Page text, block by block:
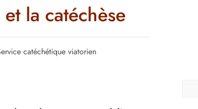
la catéchèse
catéchétique viatorien